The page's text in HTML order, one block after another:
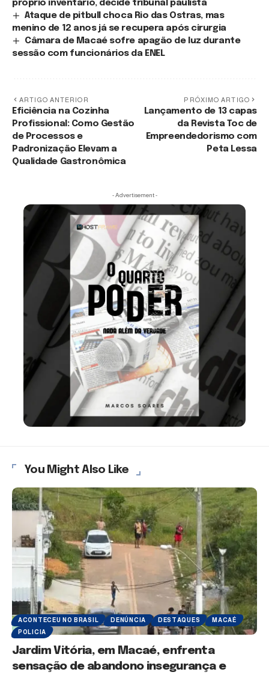
próprio inventário, decide tribunal paulista
Ataque de pitbull choca Rio das Ostras, mas
menino de 12 anos já se recupera após cirurgia
Câmara de Macaé sofre apagão de luz durante
sessão com funcionários da ENEL
ARTIGO ANTERIOR
Eficiência na Cozinha
Profissional: Como Gestão
de Processos e
Padronização Elevam a
Qualidade Gastronômica
PRÓXIMO ARTIGO
Lançamento de 13 capas
da Revista Toc de
Empreendedorismo com
Peta Lessa
- Advertisement -
You Might Also Like
ACONTECEU NO BRASIL DENÚNCIA DESTAQUES
MACAÉ
POLICIA
Jardim Vitória, em Macaé, enfrenta
sensação de abandono insegurança e